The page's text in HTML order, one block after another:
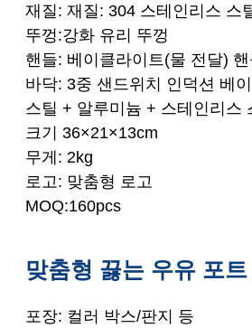
재질: 재질: 304 스테인리스 스
뚜껑:강화 유리 뚜껑
핸들: 베이클라이트(물 전달) 핸
바닥: 3중 샌드위치 인덕션 베
스틸 + 알루미늄 + 스테인리스
크기 36×21×13cm
무게: 2kg
로고: 맞춤형 로고
MOQ:160pcs
맞춤형 끓는 우유 포트
포장: 컬러 박스/판지 등